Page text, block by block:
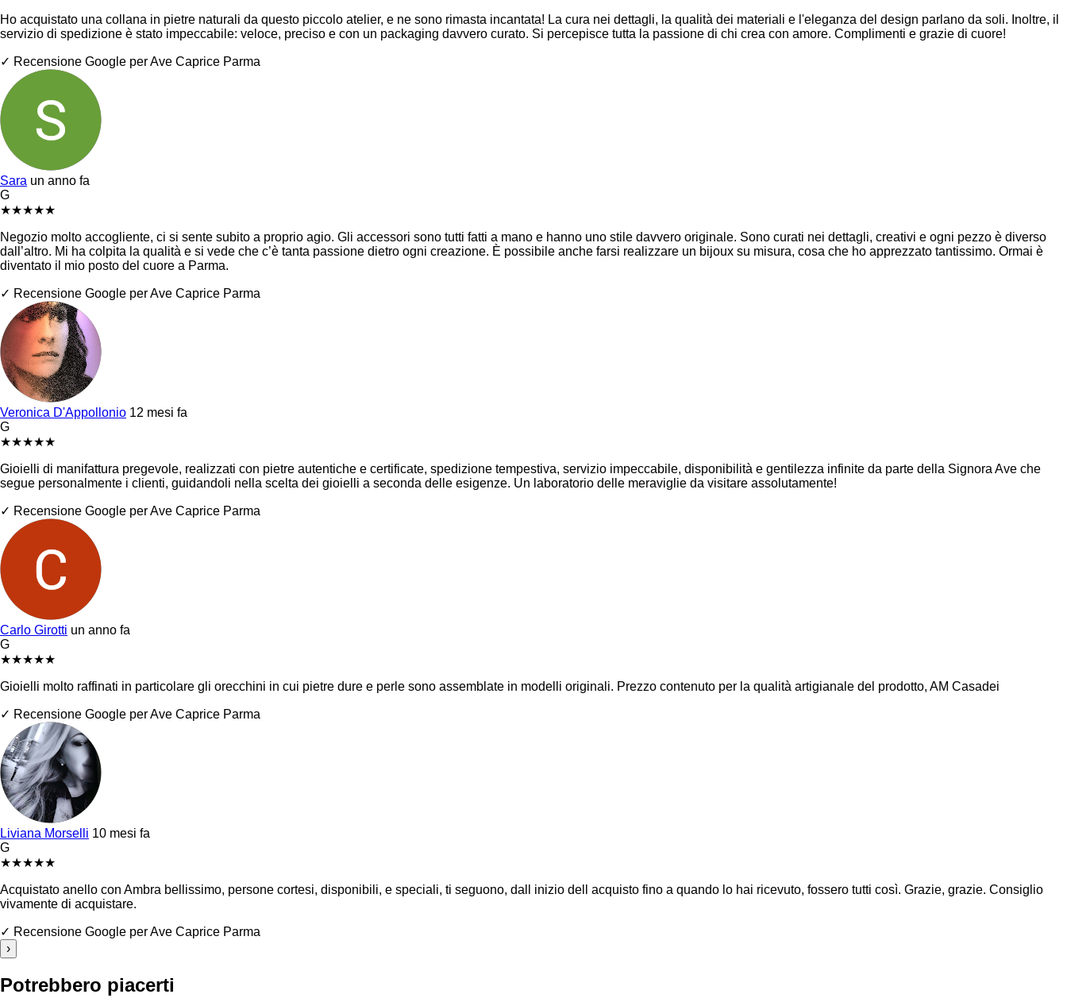
Ho acquistato una collana in pietre naturali da questo piccolo atelier, e ne sono rimasta incantata! La cura nei dettagli, la qualità dei materiali e l'eleganza del design parlano da soli. Inoltre, il
servizio di spedizione è stato impeccabile: veloce, preciso e con un packaging davvero curato. Si percepisce tutta la passione di chi crea con amore. Complimenti e grazie di cuore!
✓ Recensione Google per Ave Caprice Parma
Sara un anno fa
G
★★★★★
Negozio molto accogliente, ci si sente subito a proprio agio. Gli accessori sono tutti fatti a mano e hanno uno stile davvero originale. Sono curati nei dettagli, creativi e ogni pezzo è diverso
dall’altro. Mi ha colpita la qualità e si vede che c’è tanta passione dietro ogni creazione. È possibile anche farsi realizzare un bijoux su misura, cosa che ho apprezzato tantissimo. Ormai è
diventato il mio posto del cuore a Parma.
✓ Recensione Google per Ave Caprice Parma
Veronica D'Appollonio 12 mesi fa
G
★★★★★
Gioielli di manifattura pregevole, realizzati con pietre autentiche e certificate, spedizione tempestiva, servizio impeccabile, disponibilità e gentilezza infinite da parte della Signora Ave che
segue personalmente i clienti, guidandoli nella scelta dei gioielli a seconda delle esigenze. Un laboratorio delle meraviglie da visitare assolutamente!
✓ Recensione Google per Ave Caprice Parma
Carlo Girotti un anno fa
G
★★★★★
Gioielli molto raffinati in particolare gli orecchini in cui pietre dure e perle sono assemblate in modelli originali. Prezzo contenuto per la qualità artigianale del prodotto, AM Casadei
✓ Recensione Google per Ave Caprice Parma
Liviana Morselli 10 mesi fa
G
★★★★★
Acquistato anello con Ambra bellissimo, persone cortesi, disponibili, e speciali, ti seguono, dall inizio dell acquisto fino a quando lo hai ricevuto, fossero tutti così. Grazie, grazie. Consiglio
vivamente di acquistare.
✓ Recensione Google per Ave Caprice Parma
›
Potrebbero piacerti